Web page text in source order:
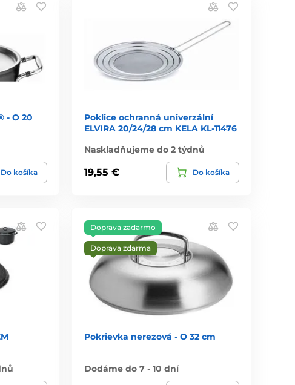
- O 20
Do košíka
Poklice ochranná univerzální
ELVIRA 20/24/28 cm KELA KL-11476
Naskladňujeme do 2 týdnů
19,55 € Do košíka
Doprava zadarmo
Doprava zdarma
Pokrievka nerezová - O 32 cm
Dodáme do 7 - 10 dní